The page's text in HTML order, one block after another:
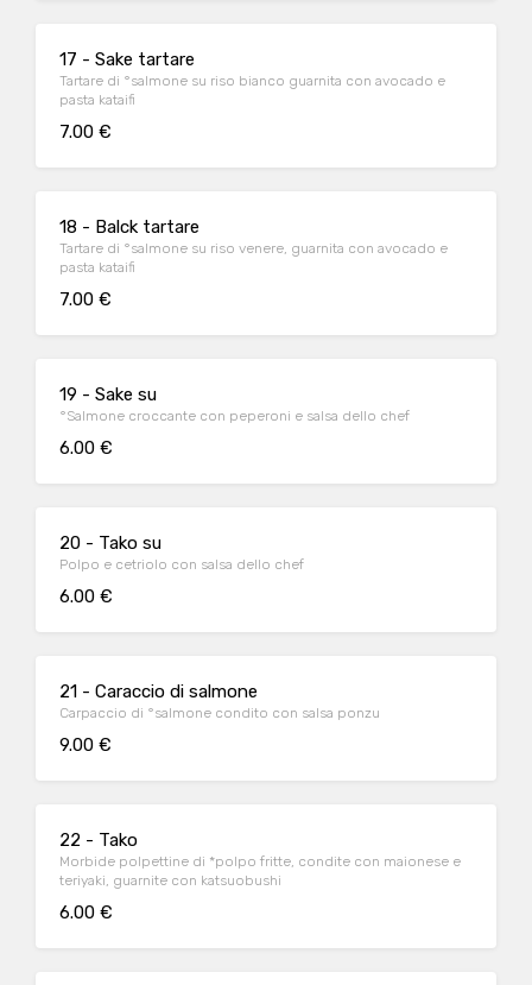
17 - Sake tartare
Tartare di °salmone su riso bianco guarnita con avocado e
pasta kataifi
7.00 €
18 - Balck tartare
Tartare di °salmone su riso venere, guarnita con avocado e
pasta kataifi
7.00 €
19 - Sake su
°Salmone croccante con peperoni e salsa dello chef
6.00 €
20 - Tako su
Polpo e cetriolo con salsa dello chef
6.00 €
21 - Caraccio di salmone
Carpaccio di °salmone condito con salsa ponzu
9.00 €
22 - Tako
Morbide polpettine di *polpo fritte, condite con maionese e
teriyaki, guarnite con katsuobushi
6.00 €